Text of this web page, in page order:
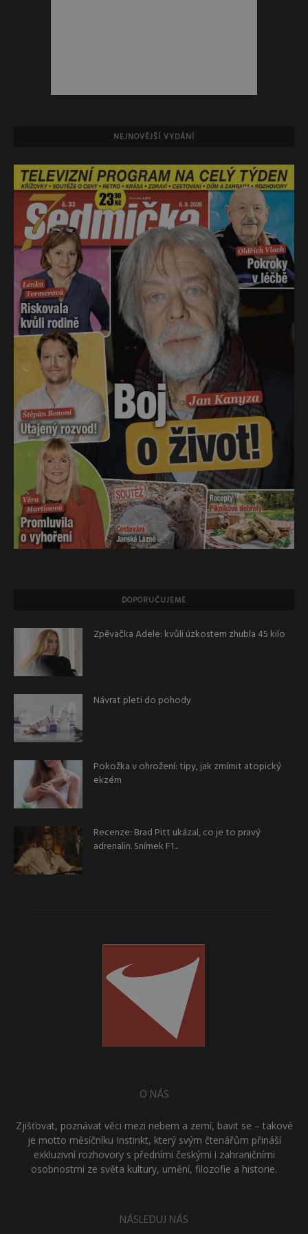
NEJNOVĚJŠÍ VYDÁNÍ
DOPORUČUJEME
Zpěvačka Adele: kvůli úzkostem zhubla 45 kilo
Návrat pleti do pohody
Pokožka v ohrožení: tipy, jak zmírnit atopický
ekzém
Recenze: Brad Pitt ukázal, co je to pravý
adrenalin. Snímek F1...
O NÁS
Zjišťovat, poznávat věci mezi nebem a zemí, bavit se – takové
je motto měsíčníku Instinkt, který svým čtenářům přináší
exkluzivní rozhovory s předními českými i zahraničními
osobnostmi ze světa kultury, umění, filozofie a historie.
NÁSLEDUJ NÁS